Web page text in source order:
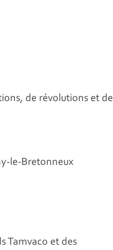
de révolutions et de
le-Bretonneux
Tamvaco et des